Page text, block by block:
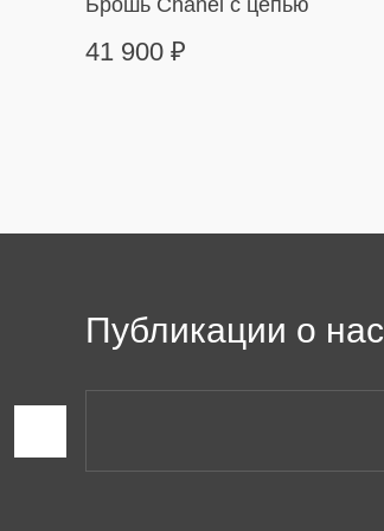
Брошь Chanel с цепью
41 900 ₽
Публикации о нас